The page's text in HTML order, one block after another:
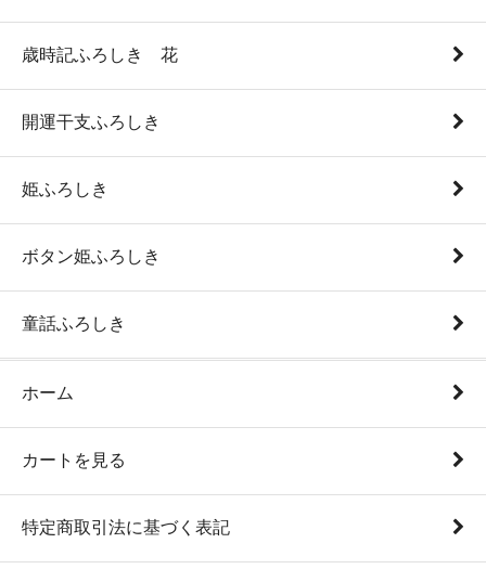
歳時記ふろしき 花
開運干支ふろしき
姫ふろしき
ボタン姫ふろしき
童話ふろしき
ホーム
カートを見る
特定商取引法に基づく表記